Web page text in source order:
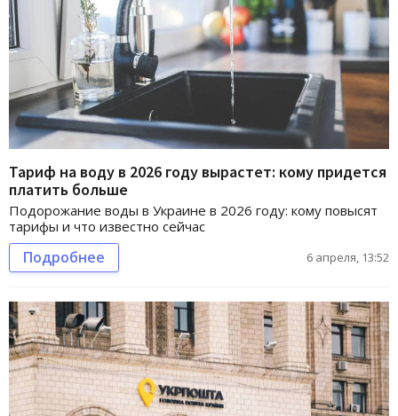
Тариф на воду в 2026 году вырастет: кому придется
платить больше
Подорожание воды в Украине в 2026 году: кому повысят
тарифы и что известно сейчас
Подробнее 6 апреля, 13:52